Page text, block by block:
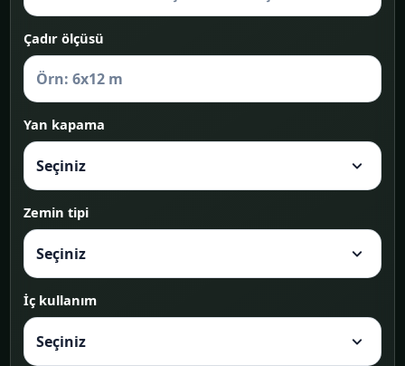
Çadır ölçüsü
Yan kapama
Zemin tipi
İç kullanım